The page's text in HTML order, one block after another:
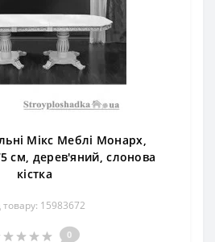
Мікс Меблі Монарх,
см, дерев'яний, слонова
кістка
товару: 15983672
0